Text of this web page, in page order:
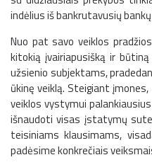
indėlius iš bankrutavusių
Nuo pat savo veiklos
kitokią įvairiapusišką ir
užsienio subjektams,
ūkinę veiklą. Steigiant
veiklos vystymui
išnaudoti visas įstatymų
teisiniams klausimams,
padėsime konkrečiais